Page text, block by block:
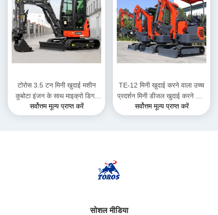
टोरोस 3.5 टन मिनी खुदाई मशीन
कुबोटा इंजन के साथ माइक्रो डिगर
मल्टी फंक्शन बैगर
सर्वोत्तम मूल्य प्राप्त करें
TE-12 मिनी खुदाई करने वाला उच्च
प्रदर्शन मिनी डीजल खुदाई करने वाला
ऊंचाई 2285mm नगर पालिका कार्यों
के लिए
सर्वोत्तम मूल्य प्राप्त करें
सोशल मीडिया